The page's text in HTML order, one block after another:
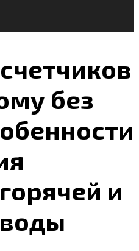
без
и